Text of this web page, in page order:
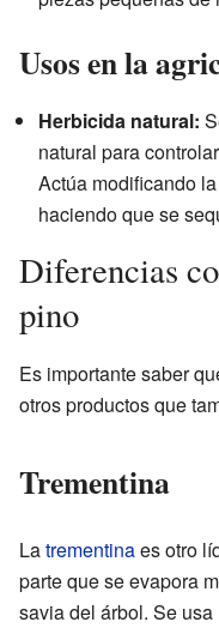
Usos en la
Herbicida natural:
natural para
Actúa modificando
haciendo que se
Diferencias
pino
Es importante saber
otros productos que
Trementina
Latrementinaes otro
parte que se evapora
savia del árbol. Se